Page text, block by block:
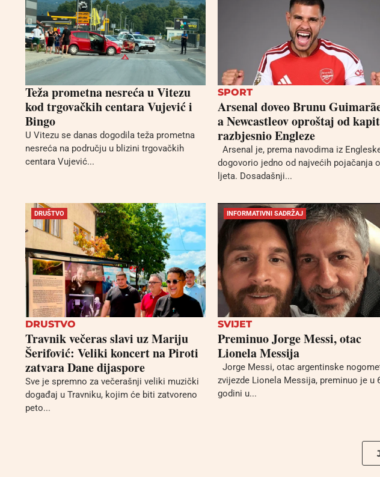
Teža prometna nesreća u Vitezu
kod trgovačkih centara Vujević i
Bingo
U Vitezu se danas dogodila teža prometna
nesreća na području u blizini trgovačkih
centara Vujević...
SPORT
Arsenal doveo Brunu
a Newcastleov oproštaj od
razbjesnio Engleze
Arsenal je, prema navodima iz
dogovorio jedno od najvećih pojačanja
ljeta. Dosadašnji...
DRUŠTVO
DRUSTVO
Travnik večeras slavi uz Mariju
Šerifović: Veliki koncert na Piroti
zatvara Dane dijaspore
Sve je spremno za večerašnji veliki muzički
događaj u Travniku, kojim će biti zatvoreno
peto...
INFORMATIVNI SADRŽAJ
SVIJET
Preminuo Jorge Messi, otac
Lionela Messija
Jorge Messi, otac argentinske
zvijezde Lionela Messija, preminuo je u
godini u...